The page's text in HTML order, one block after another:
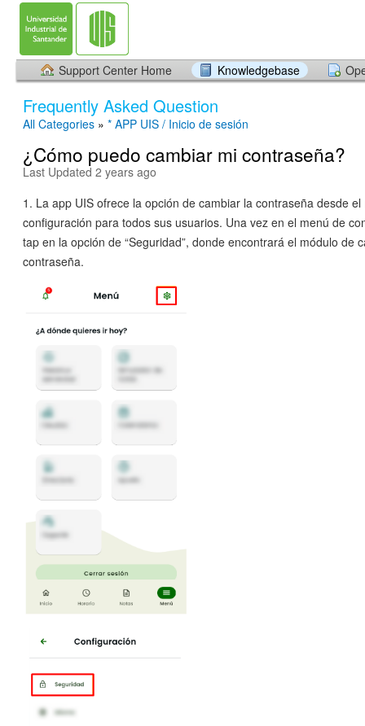
Support Center Home Knowledgebase
Frequently Asked Question
All Categories » * APP UIS / Inicio de sesión
¿Cómo puedo cambiar mi contraseña?
Last Updated 2 years ago
1. La app UIS ofrece la opción de cambiar la contraseña desde el
configuración para todos sus usuarios. Una vez en el menú de
tap en la opción de “Seguridad”, donde encontrará el módulo de
contraseña.